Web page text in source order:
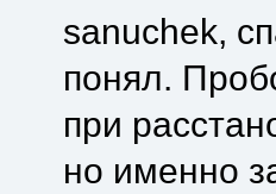
sanuchek,
понял.
при
но именно